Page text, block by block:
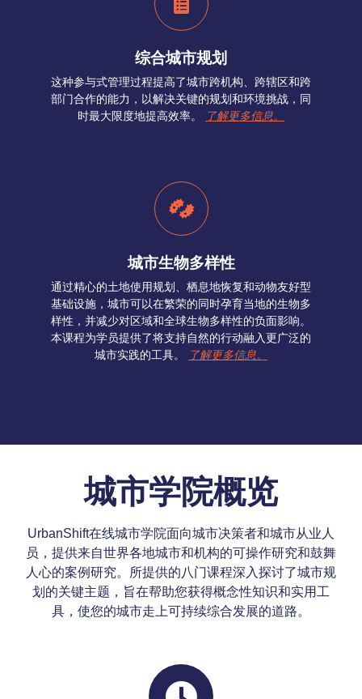
综合城市规划
这种参与式管理过程提高了城市跨机构、跨辖区和跨
部门合作的能力，以解决关键的规划和环境挑战，同
时最大限度地提高效率。
了解更多信息。
城市生物多样性
通过精心的土地使用规划、栖息地恢复和动物友好型
基础设施，城市可以在繁荣的同时孕育当地的生物多
样性，并减少对区域和全球生物多样性的负面影响。
本课程为学员提供了将支持自然的行动融入更广泛的
城市实践的工具。
了解更多信息。
城市学院概览
UrbanShift在线城市学院面向城市决策者和城市从业人
员，提供来自世界各地城市和机构的可操作研究和鼓舞
人心的案例研究。所提供的八门课程深入探讨了城市规
划的关键主题，旨在帮助您获得概念性知识和实用工
具，使您的城市走上可持续综合发展的道路。